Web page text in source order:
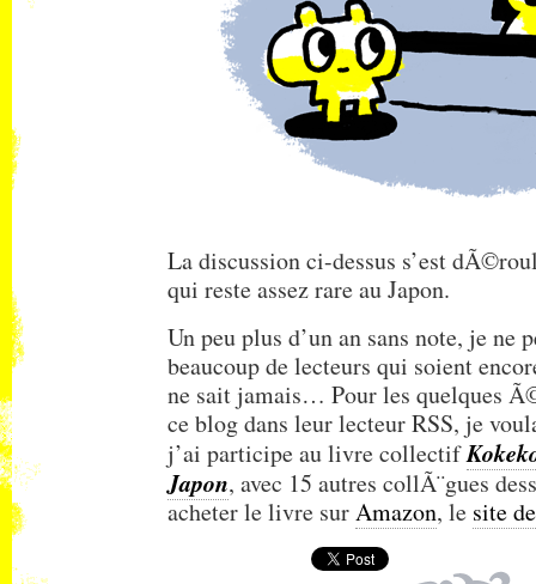
La discussion ci-dessus s’est
qui reste assez rare au Japon.
Un peu plus d’un an sans note, je ne
beaucoup de lecteurs qui soient
ne sait jamais… Pour les quelques
ce blog dans leur lecteur RSS, je
j’ai participe au livre collectif
Japon, avec 15 autres collÃ¨gues
acheter le livre surAmazon, le site